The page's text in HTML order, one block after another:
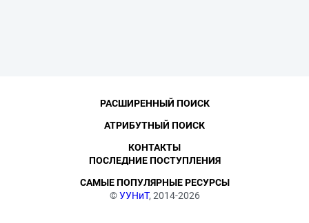
©УУНиТ, 2014-2026
РАСШИРЕННЫЙ ПОИСК
АТРИБУТНЫЙ ПОИСК
КОНТАКТЫ
ПОСЛЕДНИЕ ПОСТУПЛЕНИЯ
САМЫЕ ПОПУЛЯРНЫЕ РЕСУРСЫ